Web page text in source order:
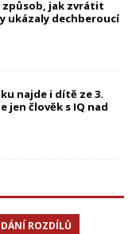
způsob, jak zvrátit
ukázaly dechberoucí
najde i dítě ze 3.
jen člověk s IQ nad
ROZDÍLŮ